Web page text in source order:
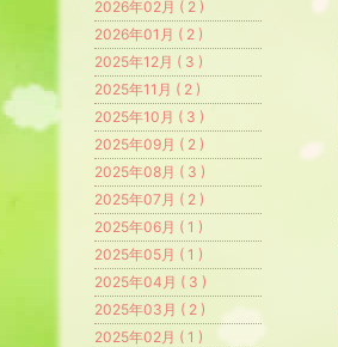
2026年02月 ( 2 )
2026年01月 ( 2 )
2025年12月 ( 3 )
2025年11月 ( 2 )
2025年10月 ( 3 )
2025年09月 ( 2 )
2025年08月 ( 3 )
2025年07月 ( 2 )
2025年06月 ( 1 )
2025年05月 ( 1 )
2025年04月 ( 3 )
2025年03月 ( 2 )
2025年02月 ( 1 )